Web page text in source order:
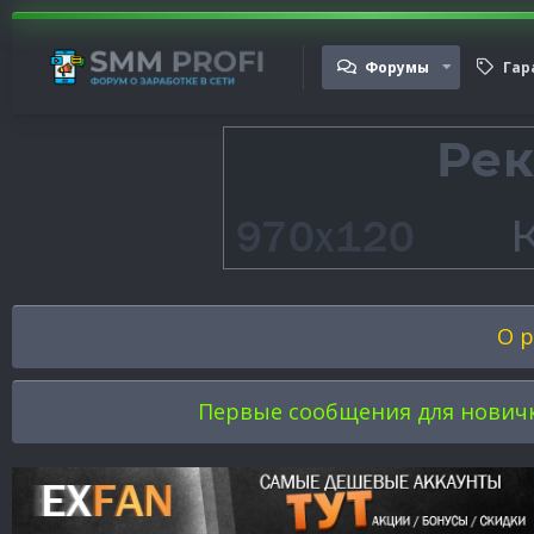
Форумы
О
Первые сообщения для